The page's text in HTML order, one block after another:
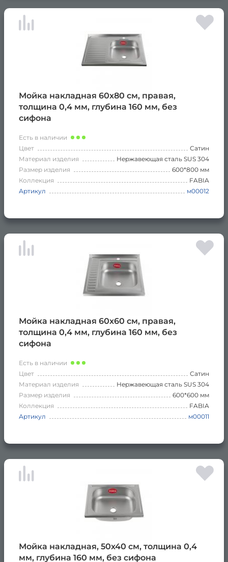
Мойка накладная 60х80 см, правая,
толщина 0,4 мм, глубина 160 мм, без
сифона
Есть в наличии
Цвет
Сатин
Материал изделия
Нержавеющая сталь SUS 304
Размер изделия
600*800 мм
Коллекция
FABIA
Артикул
м00012
Мойка накладная 60х60 см, правая,
толщина 0,4 мм, глубина 160 мм, без
сифона
Есть в наличии
Цвет
Сатин
Материал изделия
Нержавеющая сталь SUS 304
Размер изделия
600*600 мм
Коллекция
FABIA
Артикул
м00011
Мойка накладная, 50х40 см, толщина 0,4
мм, глубина 160 мм, без сифона